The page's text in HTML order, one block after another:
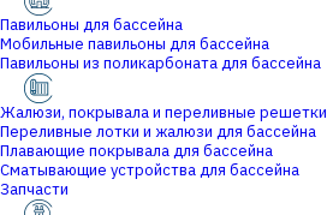
Павильоны для бассейна
Мобильные павильоны для бассейна
Павильоны из поликарбоната для бассейна
Жалюзи, покрывала и переливные решетки
Переливные лотки и жалюзи для бассейна
Плавающие покрывала для бассейна
Сматывающие устройства для бассейна
Запчасти